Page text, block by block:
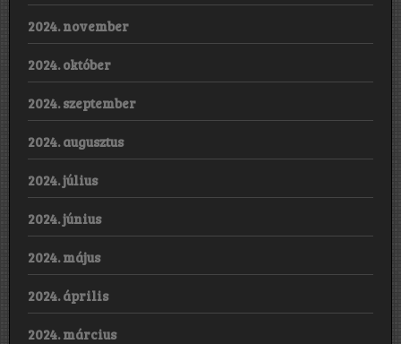
2024. november
2024. október
2024. szeptember
2024. augusztus
2024. július
2024. június
2024. május
2024. április
2024. március